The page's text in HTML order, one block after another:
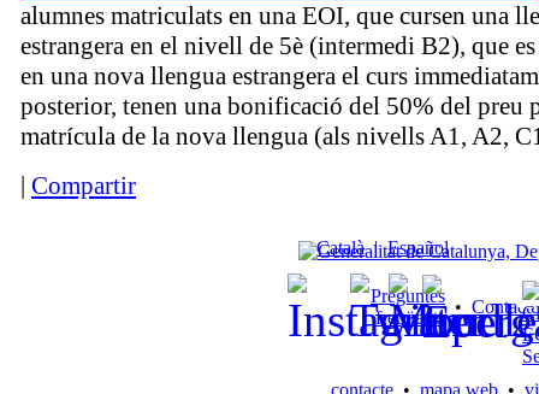
alumnes matriculats en una EOI, que cursen una
estrangera en el nivell de 5è (intermedi B2), que
en una nova llengua estrangera el curs
posterior, tenen una bonificació del 50% del preu
matrícula de la nova llengua (als nivells A1, A2,
| Compartir
Català | Español
Preguntes
freqüents
• Contacte